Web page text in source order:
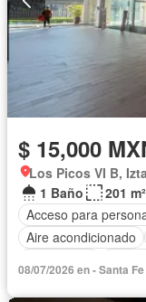
$ 15,000
Los Picos VI B,
1 Baño
201 m²
Acceso para
Aire acondicionado
08/07/2026 en - Santa